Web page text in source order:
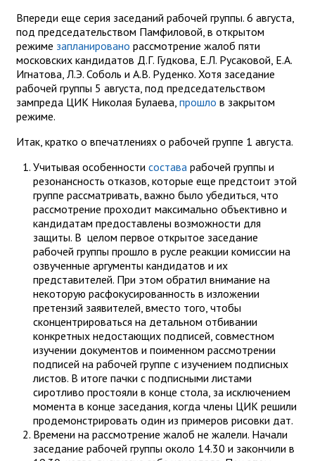
Впереди еще серия заседаний рабочей группы. 6 августа,
под председательством Памфиловой, в открытом
режиме запланировано рассмотрение жалоб пяти
московских кандидатов Д.Г. Гудкова, Е.Л. Русаковой, Е.А.
Игнатова, Л.Э. Соболь и А.В. Руденко. Хотя заседание
рабочей группы 5 августа, под председательством
зампреда ЦИК Николая Булаева, прошло в закрытом
режиме.
Итак, кратко о впечатлениях о рабочей группе 1 августа.
Учитывая особенности состава рабочей группы и
резонансность отказов, которые еще предстоит этой
группе рассматривать, важно было убедиться, что
рассмотрение проходит максимально объективно и
кандидатам предоставлены возможности для
защиты. В целом первое открытое заседание
рабочей группы прошло в русле реакции комиссии на
озвученные аргументы кандидатов и их
представителей. При этом обратил внимание на
некоторую расфокусированность в изложении
претензий заявителей, вместо того, чтобы
сконцентрироваться на детальном отбивании
конкретных недостающих подписей, совместном
изучении документов и поименном рассмотрении
подписей на рабочей группе с изучением подписных
листов. В итоге пачки с подписными листами
сиротливо простояли в конце стола, за исключением
момента в конце заседания, когда члены ЦИК решили
продемонстрировать один из примеров рисовки дат.
Времени на рассмотрение жалоб не жалели. Начали
заседание рабочей группы около 14.30 и закончили в